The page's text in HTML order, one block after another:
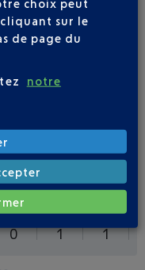
VEN
0
SAM
1
VEN
0 1 1
choix peut
sur le
de page du
notre